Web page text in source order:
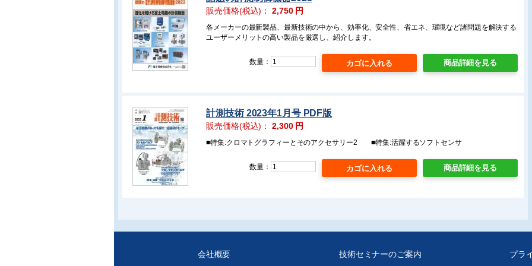
販売価格(税込)：2,750円
各メーカーの最新製品、最新技術の中から、効率化、安全性、省エネ、環境など諸問題を解決する
ユーザーメリットの高い製品を厳選し、紹介します。
商品詳細を見る
数量：
計測技術 2023年1月号 PDF版
販売価格(税込)：2,300円
■特集:クロマトグラフィーとそのアクセサリー2 ■特集:活躍するソフトセンサ
商品詳細を見る
数量：
会社概要
技術セミナーのご案内
プラ